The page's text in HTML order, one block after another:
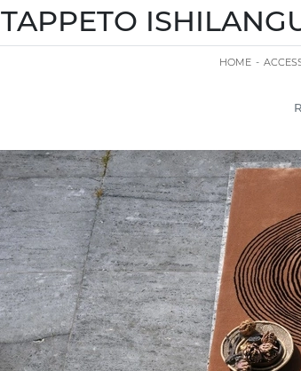
TAPPETO
HOME -